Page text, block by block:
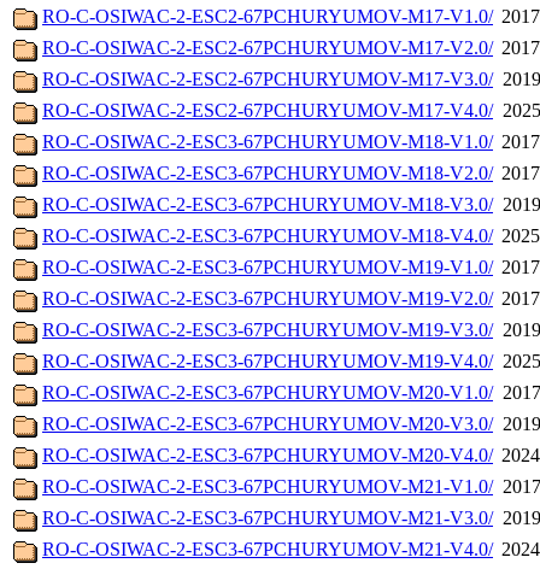
RO-C-OSIWAC-2-ESC2-67PCHURYUMOV-M17-V1.0/
RO-C-OSIWAC-2-ESC2-67PCHURYUMOV-M17-V2.0/
RO-C-OSIWAC-2-ESC2-67PCHURYUMOV-M17-V3.0/
RO-C-OSIWAC-2-ESC2-67PCHURYUMOV-M17-V4.0/
RO-C-OSIWAC-2-ESC3-67PCHURYUMOV-M18-V1.0/
RO-C-OSIWAC-2-ESC3-67PCHURYUMOV-M18-V2.0/
RO-C-OSIWAC-2-ESC3-67PCHURYUMOV-M18-V3.0/
RO-C-OSIWAC-2-ESC3-67PCHURYUMOV-M18-V4.0/
RO-C-OSIWAC-2-ESC3-67PCHURYUMOV-M19-V1.0/
RO-C-OSIWAC-2-ESC3-67PCHURYUMOV-M19-V2.0/
RO-C-OSIWAC-2-ESC3-67PCHURYUMOV-M19-V3.0/
RO-C-OSIWAC-2-ESC3-67PCHURYUMOV-M19-V4.0/
RO-C-OSIWAC-2-ESC3-67PCHURYUMOV-M20-V1.0/
RO-C-OSIWAC-2-ESC3-67PCHURYUMOV-M20-V3.0/
RO-C-OSIWAC-2-ESC3-67PCHURYUMOV-M20-V4.0/
RO-C-OSIWAC-2-ESC3-67PCHURYUMOV-M21-V1.0/
RO-C-OSIWAC-2-ESC3-67PCHURYUMOV-M21-V3.0/
RO-C-OSIWAC-2-ESC3-67PCHURYUMOV-M21-V4.0/